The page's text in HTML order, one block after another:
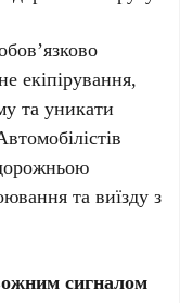
екіпірування,
та уникати
та виїзду з
сигналом